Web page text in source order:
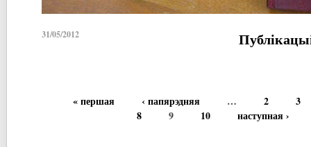
31/05/2012
« першая ‹ папярэдняя … 2
3
8
9 10 наступная ›